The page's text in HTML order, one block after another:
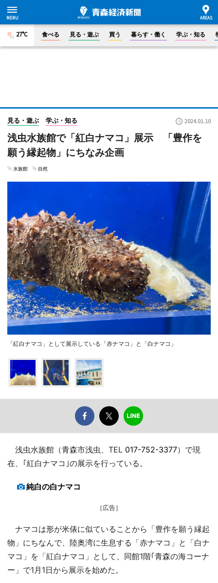
27°C 食べる 見る・遊ぶ 買う 暮らす・働く 学ぶ・知る
見る・遊ぶ 学ぶ・知る 2024.01.10
浅虫水族館で「紅白ナマコ」展示 「豊作を
願う縁起物」にちなみ企画
水族館 自然
「紅白ナマコ」として展示している「赤ナマコ」と「白ナマコ」
浅虫水族館（青森市浅虫、TEL 017-752-3377）で現
在、｢紅白ナマコ｣の展示を行っている。
純白の白ナマコ
［広告］
ナマコは形が米俵に似ていることから「豊作を願う縁起
物」にちなんで、陸奥湾に生息する「赤ナマコ」と「白ナ
マコ」を「紅白ナマコ」として、同館1階｢青森の海コーナ
ー」で1月1日から展示を始めた。